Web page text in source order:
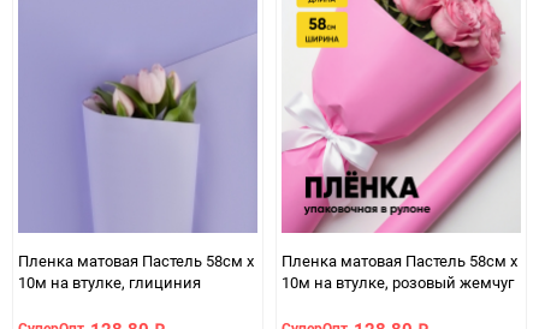
07c4e68a_b330_11f0_8cc3_b03af2b6059f
857bbb45-b330-11f0-
8cc3-b03af2b6059f
Пленка матовая Пастель 58см х
10м на втулке, глициния
Пленка матовая Пастель 58см х
10м на втулке, розовый жемчуг